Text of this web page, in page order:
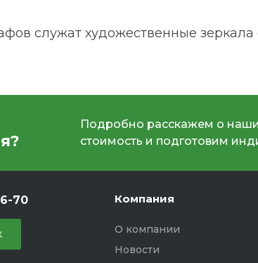
служат художественные зеркала
Подробно расскажем о
стоимость и подготовим
70 Компания
О компании
Новости